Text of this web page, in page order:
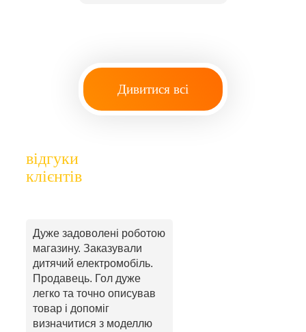
Дивитися всі
відгуки
клієнтів
Дуже задоволені роботою
магазину. Заказували
дитячий електромобіль.
Продавець. Гол дуже
легко та точно описував
товар і допоміг
визначитися з моделлю